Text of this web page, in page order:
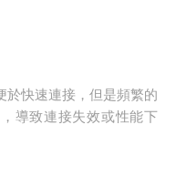
於快速連接，但是頻繁的
導致連接失效或性能下